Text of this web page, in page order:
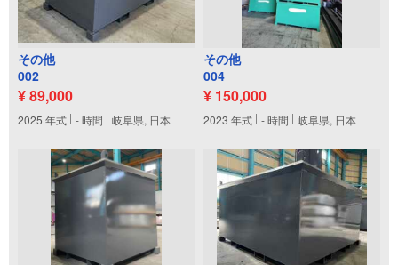
その他
002
¥ 89,000
2025 年式 -時間 岐阜県, 日本
その他
004
¥ 150,000
2023 年式 -時間 岐阜県, 日本